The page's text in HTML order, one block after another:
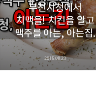
부천시청에서
치맥을! 치킨을 알고
맥주를 아는, 아는집.
2015.08.23